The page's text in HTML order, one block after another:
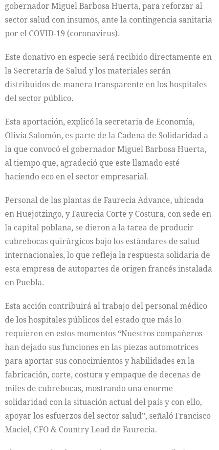
gobernador Miguel Barbosa Huerta, para reforzar al
sector salud con insumos, ante la contingencia sanitaria
por el COVID-19 (coronavirus).
Este donativo en especie será recibido directamente en
la Secretaría de Salud y los materiales serán
distribuidos de manera transparente en los hospitales
del sector público.
Esta aportación, explicó la secretaria de Economía,
Olivia Salomón, es parte de la Cadena de Solidaridad a
la que convocó el gobernador Miguel Barbosa Huerta,
al tiempo que, agradeció que este llamado esté
haciendo eco en el sector empresarial.
Personal de las plantas de Faurecia Advance, ubicada
en Huejotzingo, y Faurecia Corte y Costura, con sede en
la capital poblana, se dieron a la tarea de producir
cubrebocas quirúrgicos bajo los estándares de salud
internacionales, lo que refleja la respuesta solidaria de
esta empresa de autopartes de origen francés instalada
en Puebla.
Esta acción contribuirá al trabajo del personal médico
de los hospitales públicos del estado que más lo
requieren en estos momentos “Nuestros compañeros
han dejado sus funciones en las piezas automotrices
para aportar sus conocimientos y habilidades en la
fabricación, corte, costura y empaque de decenas de
miles de cubrebocas, mostrando una enorme
solidaridad con la situación actual del país y con ello,
apoyar los esfuerzos del sector salud”, señaló Francisco
Maciel, CFO & Country Lead de Faurecia.